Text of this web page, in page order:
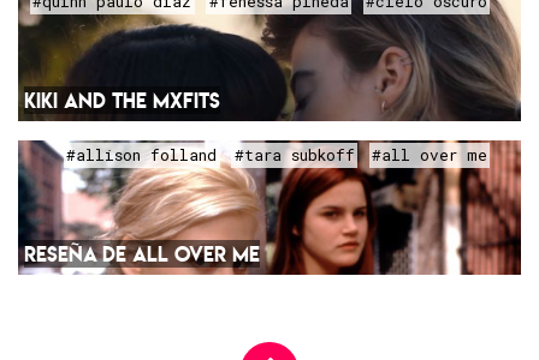
KIKI AND THE MXFITS
#allison folland #tara subkoff #all over me
RESEÑA DE ALL OVER ME